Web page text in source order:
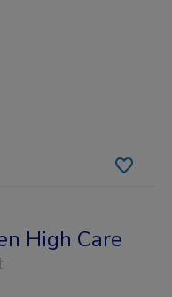
High Care